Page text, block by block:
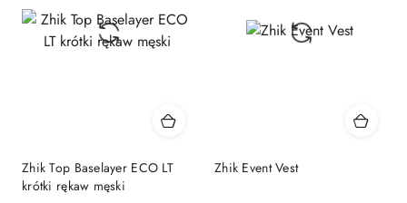
Zhik Top Baselayer ECO LT
krótki rękaw męski
Zhik Event Vest